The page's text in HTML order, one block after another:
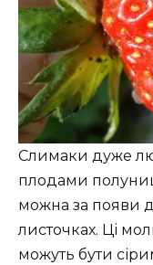
Слимаки дуже
плодами
можна за появи
листочках. Ці
можуть бути